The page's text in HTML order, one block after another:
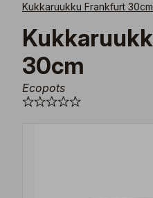
Kukkaruukku Frankfurt 30cm
Kukkaruukku Frankfurt
30cm
Ecopots